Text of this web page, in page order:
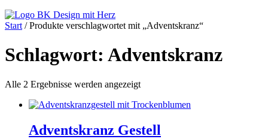
Start / Produkte verschlagwortet mit „Adventskranz“
Schlagwort: Adventskranz
Alle 2 Ergebnisse werden angezeigt
Adventskranz Gestell